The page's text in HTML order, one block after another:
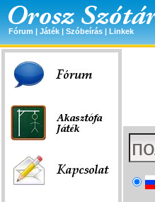
Fórum | Játék | Szóbeírás | Linkek